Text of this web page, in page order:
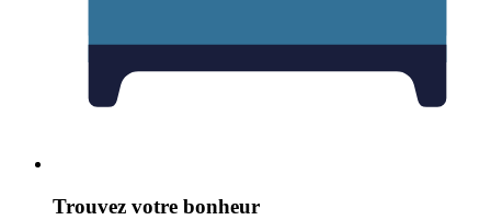
Trouvez votre bonheur